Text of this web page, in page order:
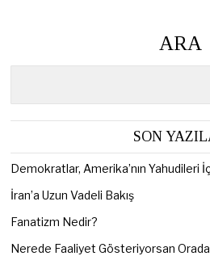
ARA
SON
Demokratlar, Amerika’nın Yahudileri
İran’a Uzun Vadeli Bakış
Fanatizm Nedir?
Nerede Faaliyet Gösteriyorsan